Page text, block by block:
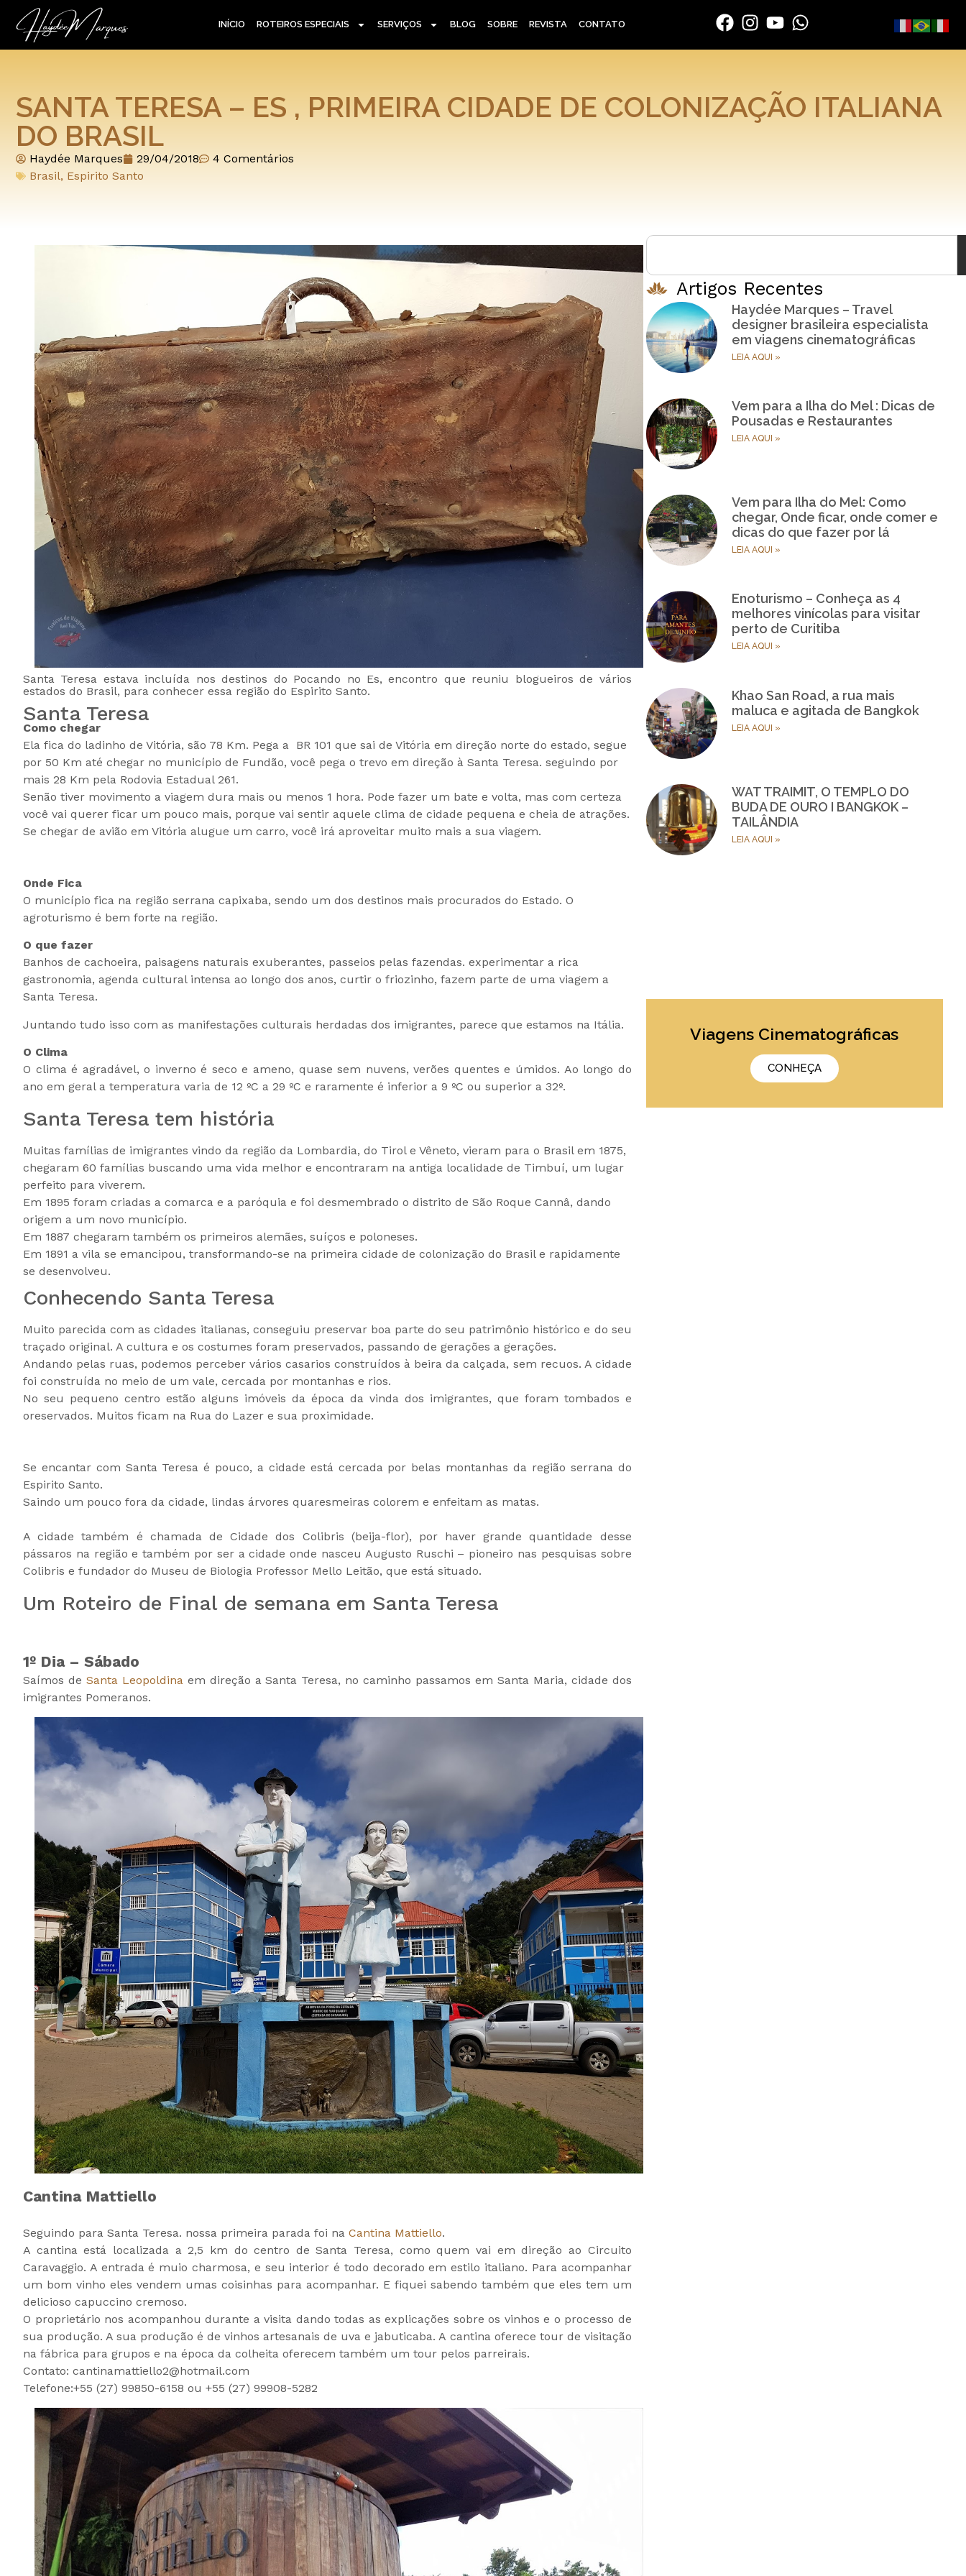
INÍCIO ROTEIROS ESPECIAIS SERVIÇOS BLOG SOBRE REVISTA CONTATO
SANTA TERESA – ES , PRIMEIRA CIDADE DE COLONIZAÇÃO ITALIANA
DO BRASIL
Haydée Marques 29/04/2018
4 Comentários
Brasil, Espirito Santo
Santa Teresa estava incluída nos destinos do Pocando no Es, encontro que reuniu blogueiros de vários
estados do Brasil, para conhecer essa região do Espirito Santo.
Santa Teresa
Como chegar
Ela fica do ladinho de Vitória, são 78 Km. Pega a BR 101 que sai de Vitória em direção norte do estado, segue
por 50 Km até chegar no município de Fundão, você pega o trevo em direção à Santa Teresa. seguindo por
mais 28 Km pela Rodovia Estadual 261.
Senão tiver movimento a viagem dura mais ou menos 1 hora. Pode fazer um bate e volta, mas com certeza
você vai querer ficar um pouco mais, porque vai sentir aquele clima de cidade pequena e cheia de atrações.
Se chegar de avião em Vitória alugue um carro, você irá aproveitar muito mais a sua viagem.
Onde Fica
O município fica na região serrana capixaba, sendo um dos destinos mais procurados do Estado. O
agroturismo é bem forte na região.
O que fazer
Banhos de cachoeira, paisagens naturais exuberantes, passeios pelas fazendas. experimentar a rica
gastronomia, agenda cultural intensa ao longo dos anos, curtir o friozinho, fazem parte de uma viagem a
Santa Teresa.
Juntando tudo isso com as manifestações culturais herdadas dos imigrantes, parece que estamos na Itália.
O Clima
O clima é agradável, o inverno é seco e ameno, quase sem nuvens, verões quentes e úmidos. Ao longo do
ano em geral a temperatura varia de 12 ºC a 29 ºC e raramente é inferior a 9 ºC ou superior a 32º.
Santa Teresa tem história
Muitas famílias de imigrantes vindo da região da Lombardia, do Tirol e Vêneto, vieram para o Brasil em 1875,
chegaram 60 famílias buscando uma vida melhor e encontraram na antiga localidade de Timbuí, um lugar
perfeito para viverem.
Em 1895 foram criadas a comarca e a paróquia e foi desmembrado o distrito de São Roque Cannâ, dando
origem a um novo município.
Em 1887 chegaram também os primeiros alemães, suíços e poloneses.
Em 1891 a vila se emancipou, transformando-se na primeira cidade de colonização do Brasil e rapidamente
se desenvolveu.
Conhecendo Santa Teresa
Muito parecida com as cidades italianas, conseguiu preservar boa parte do seu patrimônio histórico e do seu
traçado original. A cultura e os costumes foram preservados, passando de gerações a gerações.
Andando pelas ruas, podemos perceber vários casarios construídos à beira da calçada, sem recuos. A cidade
foi construída no meio de um vale, cercada por montanhas e rios.
No seu pequeno centro estão alguns imóveis da época da vinda dos imigrantes, que foram tombados e
oreservados. Muitos ficam na Rua do Lazer e sua proximidade.
Se encantar com Santa Teresa é pouco, a cidade está cercada por belas montanhas da região serrana do
Espirito Santo.
Saindo um pouco fora da cidade, lindas árvores quaresmeiras colorem e enfeitam as matas.
A cidade também é chamada de Cidade dos Colibris (beija-flor), por haver grande quantidade desse
pássaros na região e também por ser a cidade onde nasceu Augusto Ruschi – pioneiro nas pesquisas sobre
Colibris e fundador do Museu de Biologia Professor Mello Leitão, que está situado.
Um Roteiro de Final de semana em Santa Teresa
1º Dia – Sábado
Saímos de Santa Leopoldinaem direção a Santa Teresa, no caminho passamos em Santa Maria, cidade dos
imigrantes Pomeranos.
Cantina Mattiello
Seguindo para Santa Teresa. nossa primeira parada foi na Cantina Mattiello.
A cantina está localizada a 2,5 km do centro de Santa Teresa, como quem vai em direção ao Circuito
Caravaggio. A entrada é muio charmosa, e seu interior é todo decorado em estilo italiano. Para acompanhar
um bom vinho eles vendem umas coisinhas para acompanhar. E fiquei sabendo também que eles tem um
delicioso capuccino cremoso.
O proprietário nos acompanhou durante a visita dando todas as explicações sobre os vinhos e o processo de
sua produção. A sua produção é de vinhos artesanais de uva e jabuticaba. A cantina oferece tour de visitação
na fábrica para grupos e na época da colheita oferecem também um tour pelos parreirais.
Contato: cantinamattiello2@hotmail.com
Telefone:+55 (27) 99850-6158 ou +55 (27) 99908-5282
Artigos Recentes
Haydée Marques – Travel
designer brasileira especialista
em viagens cinematográficas
LEIA AQUI »
Vem para a Ilha do Mel : Dicas de
Pousadas e Restaurantes
LEIA AQUI »
Vem para Ilha do Mel: Como
chegar, Onde ficar, onde comer e
dicas do que fazer por lá
LEIA AQUI »
Enoturismo – Conheça as 4
melhores vinícolas para visitar
perto de Curitiba
LEIA AQUI »
Khao San Road, a rua mais
maluca e agitada de Bangkok
LEIA AQUI »
WAT TRAIMIT, O TEMPLO DO
BUDA DE OURO I BANGKOK –
TAILÂNDIA
LEIA AQUI »
Viagens Cinematográficas
CONHEÇA